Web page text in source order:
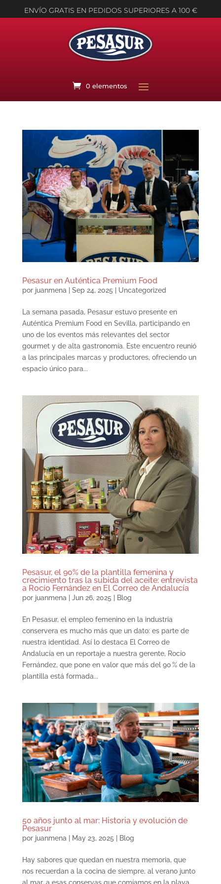
ENVÍO GRATIS EN PEDIDOS SUPERIORES A 100 €
0 elementos
Pesasur en Auténtica Premium Food
por juanmena| Sep 24, 2025 Uncategorized
La semana pasada, Pesasur estuvo presente en
Auténtica Premium Food en Sevilla, participando en
uno de los eventos más relevantes del sector
gourmet y de alta gastronomía. Este encuentro reunió
a las principales marcas y productores, ofreciendo un
espacio único para...
Pesasur, el 90% de la plantilla femenina y
crecimiento tras la subida del aceite: entrevista
a Rocío Fernández en El Correo de Andalucía
por juanmena | Jun 26, 2025 | Blog
En Pesasur, el empleo femenino en la industria
conservera es mucho más que un dato: es parte de
nuestra identidad. Así lo destaca El Correo de
Andalucía en un reportaje a nuestra gerente, Rocío
Fernández, que pone en valor que más del 90 % de la
plantilla está formada...
50 años junto al mar: Historia y evolución de
Pesasur
por juanmena May 23, 2025 Blog
Hay sabores que quedan en nuestra memoria, que
nos recuerdan a la cocina de siempre, al verano junto